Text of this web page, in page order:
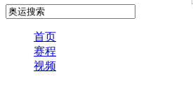
首页
赛程
视频